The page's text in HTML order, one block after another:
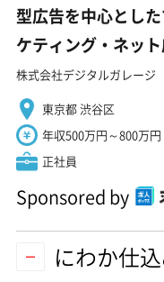
型広告を中心とし
ケティング・ネッ
株式会社デジタルガレージ
東京都 渋谷区
年収500万円～800万円
正社員
Sponsored by
にわか仕